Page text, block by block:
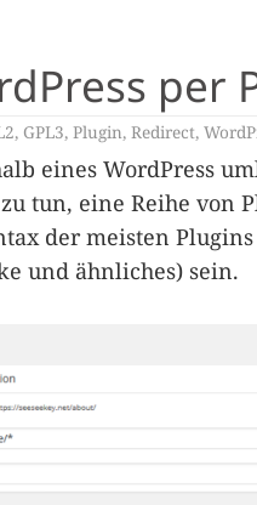
per
, GPL3, Plugin, Redirect,
eines WordPress
tun, eine Reihe von
der meisten
und ähnliches) sein.